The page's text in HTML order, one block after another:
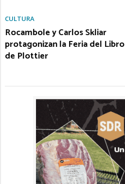
CULTURA
Rocambole y Carlos Skliar
protagonizan la Feria del Libro
de Plottier